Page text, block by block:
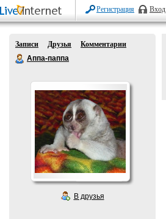
Регистрация Вход
Записи Друзья
Комментарии
Аппа-паппа
В друзья